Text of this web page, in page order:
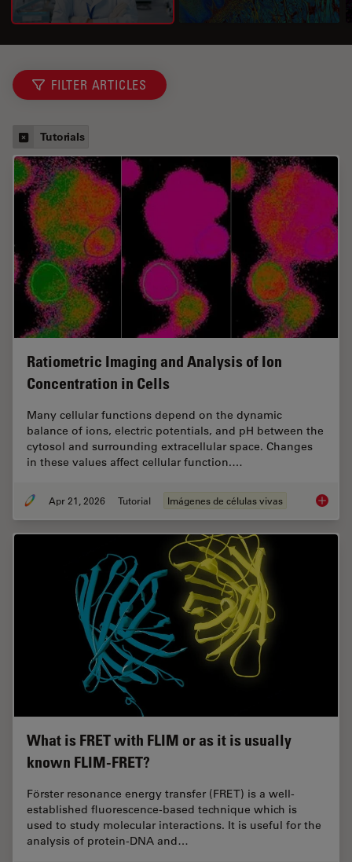
FILTER ARTICLES
Tutorials
Ratiometric Imaging and Analysis of Ion
Concentration in Cells
Many cellular functions depend on the dynamic
balance of ions, electric potentials, and pH between the
cytosol and surrounding extracellular space. Changes
in these values affect cellular function.…
Apr 21, 2026 Tutorial Imágenes de células vivas
What is FRET with FLIM or as it is usually
known FLIM-FRET?
Förster resonance energy transfer (FRET) is a well-
established fluorescence-based technique which is
used to study molecular interactions. It is useful for the
analysis of protein-DNA and…